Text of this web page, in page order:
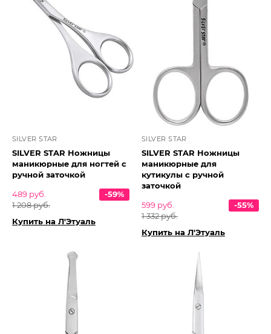
SILVER STAR
SILVER STAR Ножницы
маникюрные для ногтей с
ручной заточкой
489 руб.
1 208 руб.
-59%
Купить на Л'Этуаль
SILVER STAR
SILVER STAR Ножницы
маникюрные для
кутикулы с ручной
заточкой
599 руб.
1 332 руб.
-55%
Купить на Л'Этуаль